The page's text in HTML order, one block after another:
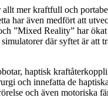
mer kraftfull och
har även medfört att
”Mixed Reality” har ökat
där syftet är att
haptisk
och innefatta de
och även motoriska